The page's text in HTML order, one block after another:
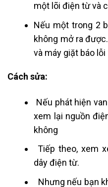
một lõi điện từ và
Nếu một trong 2
không mở ra
và máy giặt báo lỗi
Cách sửa:
Nếu phát hiện
xem lại nguồn
không
Tiếp theo, xem
dây điện từ.
Nhưng nếu bạn